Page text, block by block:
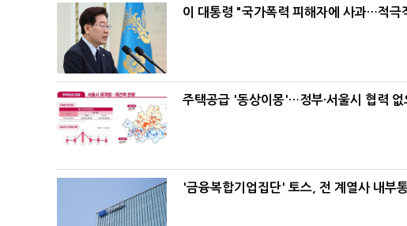
이 대통령 "국가폭력 피해자에 사과…적극
주택공급 '동상이몽'…정부·서울시 협력
'금융복합기업집단' 토스, 전 계열사 내부